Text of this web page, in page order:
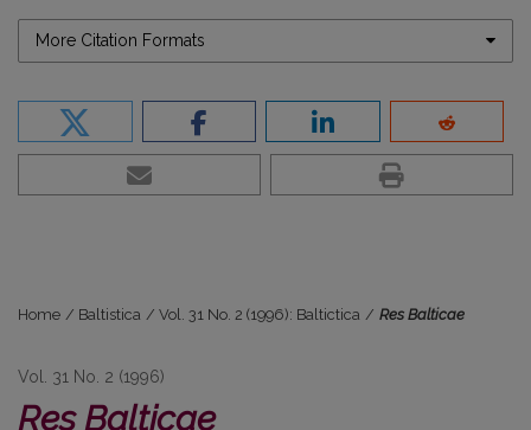
More Citation Formats
Home / Baltistica / Vol. 31 No. 2 (1996): Baltictica / Res Balticae
Vol. 31 No. 2 (1996)
Res Balticae